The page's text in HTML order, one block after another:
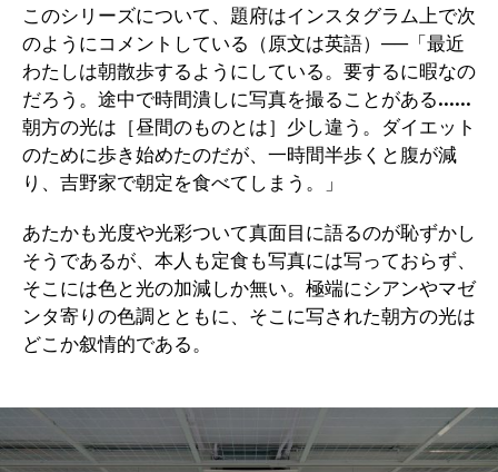
このシリーズについて、題府はインスタグラム上で次
のようにコメントしている（原文は英語）──「最近
わたしは朝散歩するようにしている。要するに暇なの
だろう。途中で時間潰しに写真を撮ることがある……
朝方の光は［昼間のものとは］少し違う。ダイエット
のために歩き始めたのだが、一時間半歩くと腹が減
り、吉野家で朝定を食べてしまう。」
あたかも光度や光彩ついて真面目に語るのが恥ずかし
そうであるが、本人も定食も写真には写っておらず、
そこには色と光の加減しか無い。極端にシアンやマゼ
ンタ寄りの色調とともに、そこに写された朝方の光は
どこか叙情的である。